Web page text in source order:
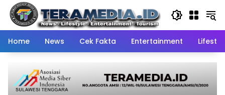
Skip
content
Home
News Cek Fakta Entertainment